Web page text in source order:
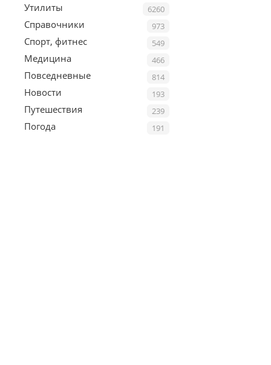
6260
Утилиты
973
Справочники
549
Спорт, фитнес
466
Медицина
814
Повседневные
193
Новости
239
Путешествия
191
Погода